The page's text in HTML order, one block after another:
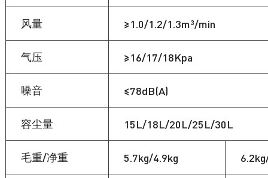
风量 ≥1.0/1.2/1.3m³/min
气压 ≥16/17/18Kpa
噪音 ≤78dB(A)
容尘量 15L/18L/20L/25L/30L
毛重/净重 5.7kg/4.9kg